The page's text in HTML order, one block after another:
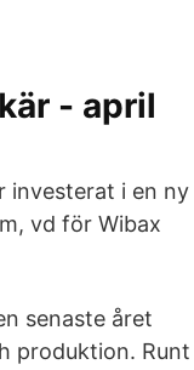
- april
investerat i en ny
vd för Wibax
senaste året
produktion. Runt